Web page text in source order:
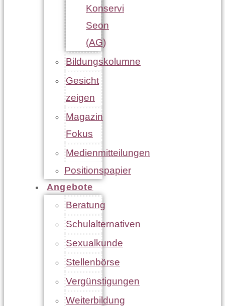
Konservi
Seon
(AG)
Bildungskolumne
Gesicht
zeigen
Magazin
Fokus
Medienmitteilungen
Positionspapier
Angebote
Beratung
Schulalternativen
Sexualkunde
Stellenbörse
Vergünstigungen
Weiterbildung